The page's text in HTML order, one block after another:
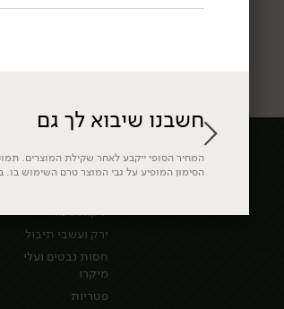
חשבנו שיבוא לך גם
המחיר הסופי ייקבע לאחר שקילת המוצרים.
הסימון המופיע על גבי המוצר טרם השימוש
ירקות
ירקות גינה
ירק ועשבי תיבול
חסות נבטים ועלי
מיקרו
פטריות